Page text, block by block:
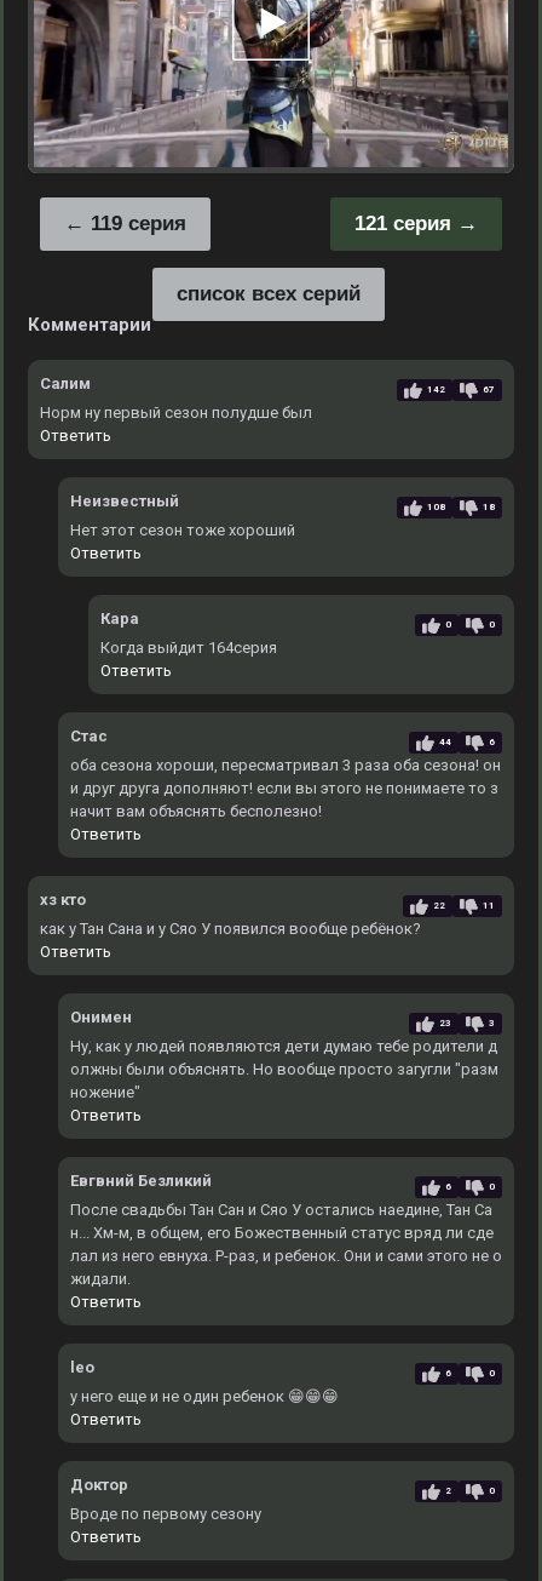
121 серия
119 серия
список всех серий
Комментарии
Салим 142 67
Норм ну первый сезон полудше был
Ответить
Неизвестный 108 18
Нет этот сезон тоже хороший
Ответить
Кара 0 0
Когда выйдит 164серия
Ответить
Стас 44 6
оба сезона хороши, пересматривал 3 раза оба сезона! он
и друг друга дополняют! если вы этого не понимаете то з
начит вам объяснять бесполезно!
Ответить
хз кто 22 11
как у Тан Сана и у Сяо У появился вообще ребёнок?
Ответить
Онимен 23 3
Ну, как у людей появляются дети думаю тебе родители д
олжны были объяснять. Но вообще просто загугли "разм
ножение"
Ответить
Евгвний Безликий 6 0
После свадьбы Тан Сан и Сяо У остались наедине, Тан Са
н... Хм-м, в общем, его Божественный статус вряд ли сде
лал из него евнуха. Р-раз, и ребенок. Они и сами этого не о
жидали.
Ответить
leo 6 0
у него еще и не один ребенок 😁😁😁
Ответить
Доктор 2 0
Вроде по первому сезону
Ответить